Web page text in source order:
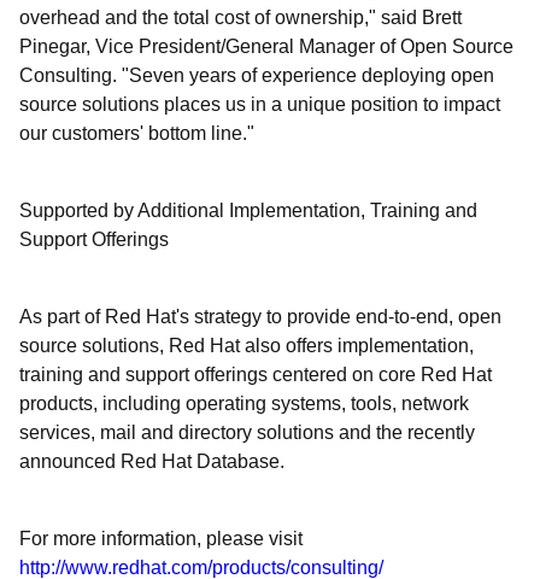
overhead and the total cost of ownership," said Brett
Pinegar, Vice President/General Manager of Open Source
Consulting. "Seven years of experience deploying open
source solutions places us in a unique position to impact
our customers' bottom line."
Supported by Additional Implementation, Training and
Support Offerings
As part of Red Hat's strategy to provide end-to-end, open
source solutions, Red Hat also offers implementation,
training and support offerings centered on core Red Hat
products, including operating systems, tools, network
services, mail and directory solutions and the recently
announced Red Hat Database.
For more information, please visit
http://www.redhat.com/products/consulting/